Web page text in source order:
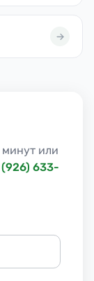
или
(926) 633-